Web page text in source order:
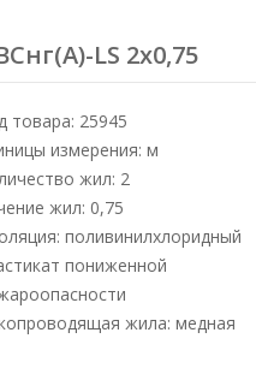
LS 2х0,75
товара: 25945
измерения: м
жил: 2
жил: 0,75
поливинилхлоридный
пониженной
жила: медная